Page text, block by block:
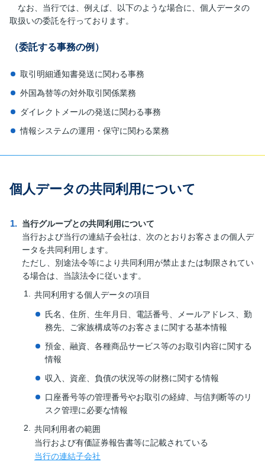
なお、当行では、例えば、以下のような場合に、個人データの
取扱いの委託を行っております。
（委託する事務の例）
取引明細通知書発送に関わる事務
外国為替等の対外取引関係業務
ダイレクトメールの発送に関わる事務
情報システムの運用・保守に関わる業務
個人データの共同利用について
当行グループとの共同利用について
当行および当行の連結子会社は、次のとおりお客さまの個人デ
ータを共同利用します。
ただし、別途法令等により共同利用が禁止または制限されてい
る場合は、当該法令に従います。
共同利用する個人データの項目
氏名、住所、生年月日、電話番号、メールアドレス、勤
務先、ご家族構成等のお客さまに関する基本情報
預金、融資、各種商品サービス等のお取引内容に関する
情報
収入、資産、負債の状況等の財務に関する情報
口座番号等の管理番号やお取引の経緯、与信判断等のリ
スク管理に必要な情報
共同利用者の範囲
当行および有価証券報告書等に記載されている
当行の連結子会社